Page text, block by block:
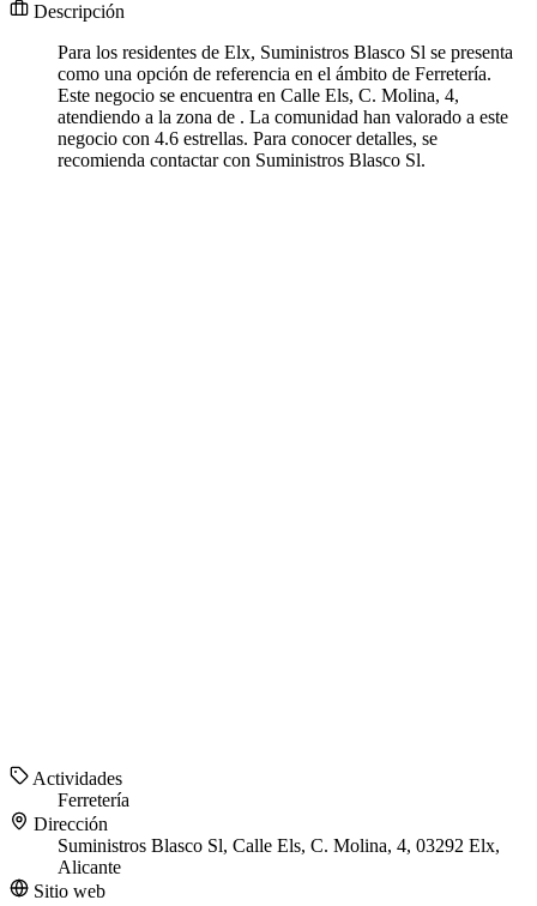
Descripción
Para los residentes de Elx, Suministros Blasco Sl se presenta
como una opción de referencia en el ámbito de Ferretería.
Este negocio se encuentra en Calle Els, C. Molina, 4,
atendiendo a la zona de . La comunidad han valorado a este
negocio con 4.6 estrellas. Para conocer detalles, se
recomienda contactar con Suministros Blasco Sl.
Actividades
Ferretería
Dirección
Suministros Blasco Sl, Calle Els, C. Molina, 4, 03292 Elx,
Alicante
Sitio web